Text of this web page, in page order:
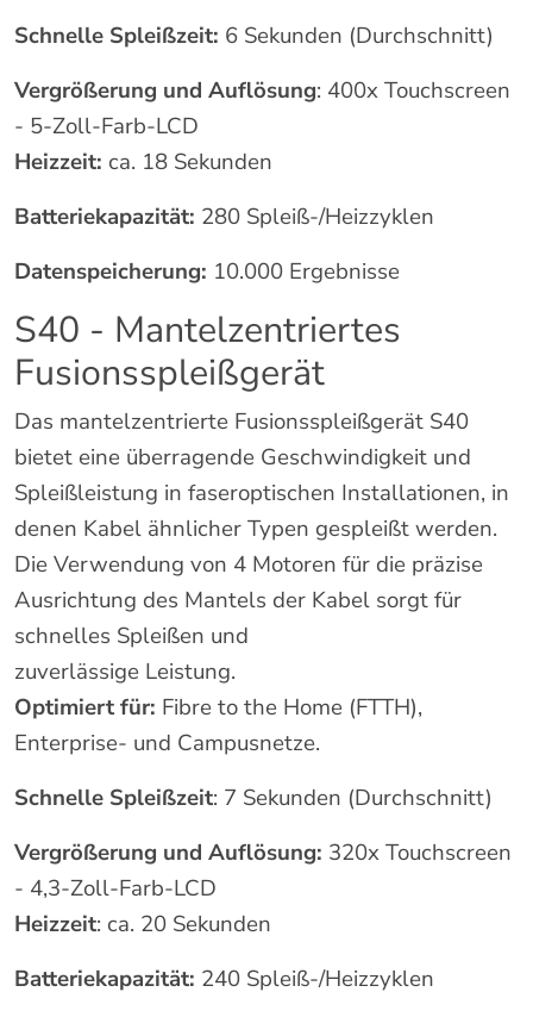
Schnelle Spleißzeit: 6 Sekunden (Durchschnitt)
Vergrößerung und Auflösung: 400x Touchscreen
- 5-Zoll-Farb-LCD
Heizzeit: ca. 18 Sekunden
Batteriekapazität: 280 Spleiß-/Heizzyklen
Datenspeicherung: 10.000 Ergebnisse
S40 - Mantelzentriertes
Fusionsspleißgerät
Das mantelzentrierte Fusionsspleißgerät S40
bietet eine überragende Geschwindigkeit und
Spleißleistung in faseroptischen Installationen, in
denen Kabel ähnlicher Typen gespleißt werden.
Die Verwendung von 4 Motoren für die präzise
Ausrichtung des Mantels der Kabel sorgt für
schnelles Spleißen und
zuverlässige Leistung.
Optimiert für: Fibre to the Home (FTTH),
Enterprise- und Campusnetze.
Schnelle Spleißzeit: 7 Sekunden (Durchschnitt)
Vergrößerung und Auflösung: 320x Touchscreen
- 4,3-Zoll-Farb-LCD
Heizzeit: ca. 20 Sekunden
Batteriekapazität: 240 Spleiß-/Heizzyklen